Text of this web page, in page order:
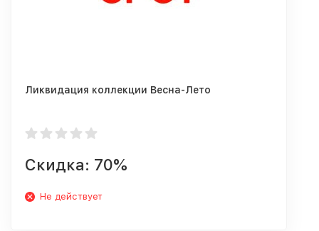
Ликвидация коллекции Весна-Лето
Скидка: 70%
Не действует